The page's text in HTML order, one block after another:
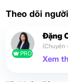
Theo dõi
PRO
Đặng
(Chuyên
Xem